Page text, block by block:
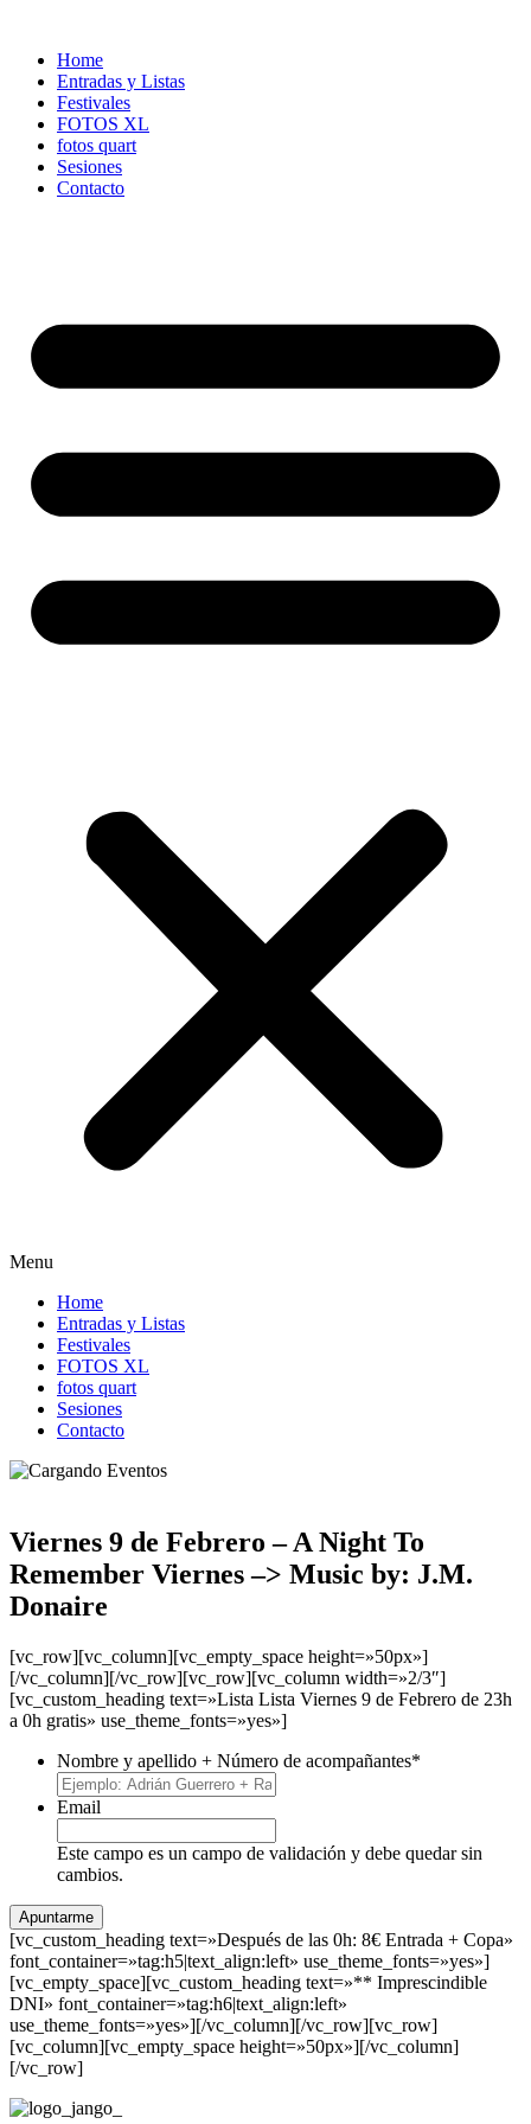
contenidoHome
Entradas y Listas
Festivales
FOTOS XL
fotos quart
Sesiones
Contacto
Menu
Home
Entradas y Listas
Festivales
FOTOS XL
fotos quart
Sesiones
Contacto
Viernes 9 de Febrero – A Night To
Remember Viernes –> Music by: J.M.
Donaire
[vc_row][vc_column][vc_empty_space height=»50px»]
[/vc_column][/vc_row][vc_row][vc_column width=»2/3″]
[vc_custom_heading text=»Lista Lista Viernes 9 de Febrero de 23h
a 0h gratis» use_theme_fonts=»yes»]
Nombre y apellido + Número de acompañantes*
Email
Este campo es un campo de validación y debe quedar sin
cambios.
[vc_custom_heading text=»Después de las 0h: 8€ Entrada + Copa»
font_container=»tag:h5|text_align:left» use_theme_fonts=»yes»]
[vc_empty_space][vc_custom_heading text=»** Imprescindible
DNI» font_container=»tag:h6|text_align:left»
use_theme_fonts=»yes»][/vc_column][/vc_row][vc_row]
[vc_column][vc_empty_space height=»50px»][/vc_column]
[/vc_row]